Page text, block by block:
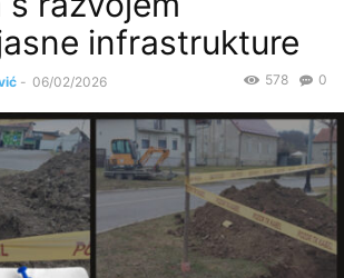
infrastrukture
- 06/02/2026 0
578